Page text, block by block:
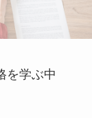
を学ぶ中